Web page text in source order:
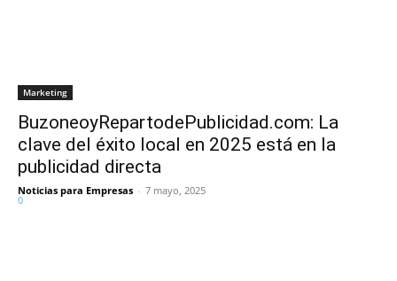
Marketing
BuzoneoyRepartodePublicidad.com: La
clave del éxito local en 2025 está en la
publicidad directa
Noticias para Empresas - 7 mayo, 2025
0